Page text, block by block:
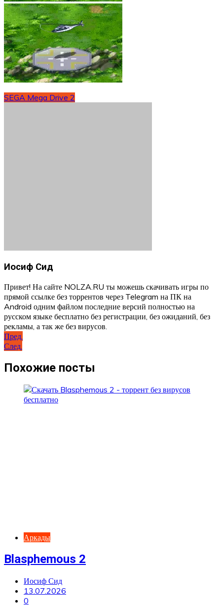
SEGA Mega Drive 2
Иосиф Сид
Привет! На сайте NOLZA.RU ты можешь скачивать игры по
прямой ссылке без торрентов через Telegram на ПК на
Android одним файлом последние версий полностью на
русском языке бесплатно без регистрации, без ожиданий, без
рекламы, а так же без вирусов.
Навигация
по
записям
Пред.
След.
Похожие посты
Аркады
Blasphemous 2
Иосиф Сид
13.07.2026
0